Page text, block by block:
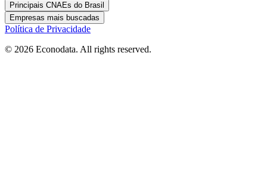
Principais CNAEs do Brasil
Empresas mais buscadas
Política de Privacidade
© 2026 Econodata. All rights reserved.